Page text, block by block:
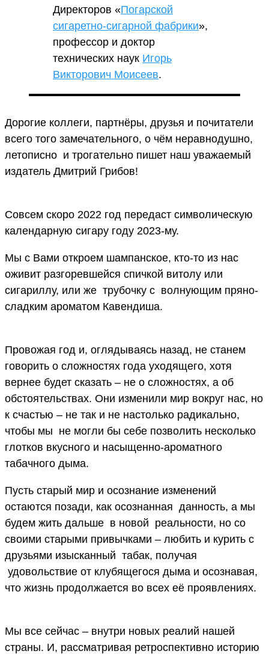
Директоров «Погарской
сигаретно-сигарной фабрики»,
профессор и доктор
технических наук Игорь
Викторович Моисеев.
Дорогие коллеги, партнёры, друзья и почитатели
всего того замечательного, о чём неравнодушно,
летописно и трогательно пишет наш уважаемый
издатель Дмитрий Грибов!
Совсем скоро 2022 год передаст символическую
календарную сигару году 2023-му.
Мы с Вами откроем шампанское, кто-то из нас
оживит разгоревшейся спичкой витолу или
сигариллу, или же трубочку с волнующим пряно-
сладким ароматом Кавендиша.
Провожая год и, оглядываясь назад, не станем
говорить о сложностях года уходящего, хотя
вернее будет сказать – не о сложностях, а об
обстоятельствах. Они изменили мир вокруг нас, но
к счастью – не так и не настолько радикально,
чтобы мы не могли бы себе позволить несколько
глотков вкусного и насыщенно-ароматного
табачного дыма.
Пусть старый мир и осознание изменений
остаются позади, как осознанная данность, а мы
будем жить дальше в новой реальности, но со
своими старыми привычками – любить и курить с
друзьями изысканный табак, получая
удовольствие от клубящегося дыма и осознавая,
что жизнь продолжается во всех её проявлениях.
Мы все сейчас – внутри новых реалий нашей
страны. И, рассматривая ретроспективно историю